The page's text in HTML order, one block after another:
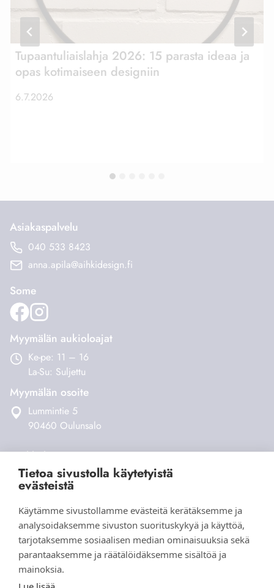
Tietoa sivustolla käytetyistä
evästeistä
Käytämme sivustollamme evästeitä kerätäksemme ja
analysoidaksemme sivuston suorituskykyä ja käyttöä,
tarjotaksemme sosiaalisen median ominaisuuksia sekä
parantaaksemme ja räätälöidäksemme sisältöä ja
mainoksia.
Tupaantuliaislahja 2026: 15 parasta ideaa ja
opas kotimaiseen designiin
6.7.2026
Asiakaspalvelu
040 533 8423
anna.apila@aihkidesign.fi
Some
Myymälän aukioloajat
Ke-pe: 11 – 16
La-Su: Suljettu
Myymälän osoite
Lummintie 5
90460 Oulunsalo
Verkkokauppa
Tilaus- ja toimitusehdot
Maksaminen ja toimitukset
Palautukset
Yhteystiedot